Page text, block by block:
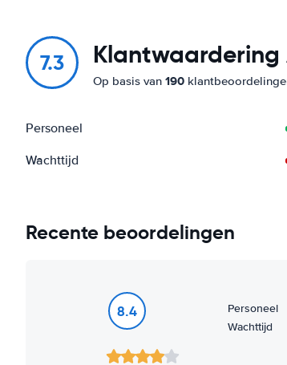
7.3
Op basis van 190
Personeel
Wachttijd
Recente beoordelingen
8.4 Personeel
Wachttijd